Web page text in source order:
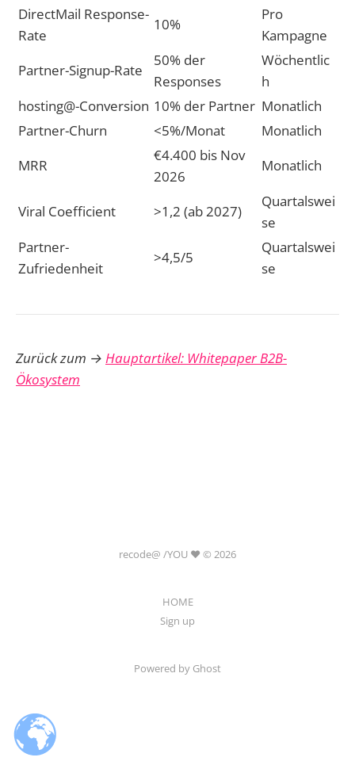
DirectMail Response-
Rate
10%
Pro
Kampagne
Partner-Signup-Rate
50% der
Responses
Wöchentlic
h
hosting@-Conversion 10% der Partner Monatlich
Partner-Churn
<5%/Monat
Monatlich
MRR
€4.400 bis Nov
2026
Monatlich
Viral Coefficient >1,2 (ab 2027)
Quartalswei
se
Partner-
Zufriedenheit
>4,5/5
Quartalswei
se
Zurück zum → Hauptartikel: Whitepaper B2B-
Ökosystem
recode@ /YOU ❤️ © 2026
HOME
Sign up
Powered by Ghost